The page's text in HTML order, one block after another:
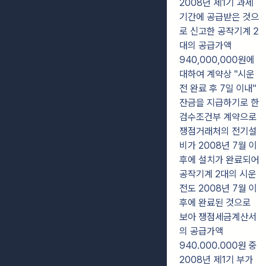
2008년 제1기 과세
기간에 공급받은 것으
로 신고한 공작기계 2
대의 공급가액
940,000,000원에
대하여 계약상 "시운
전 완료 후 7일 이내"
잔금을 지급하기로 한
검수조건부 계약으로
쟁점거래처의 전기설
비가 2008년 7월 이
후에 설치가 완료되어
공작기계 2대의 시운
전도 2008년 7월 이
후에 완료된 것으로
보아 쟁점세금계산서
의 공급가액
940.000.000원 중
2008년 제1기 부가